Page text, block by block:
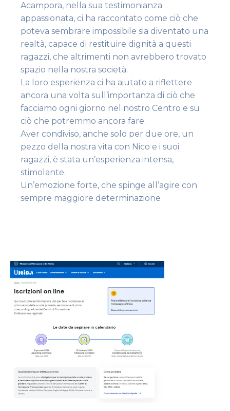
Acampora, nella sua testimonianza
appassionata, ci ha raccontato come ciò che
poteva sembrare impossibile sia diventato una
realtà, capace di restituire dignità a questi
ragazzi, che altrimenti non avrebbero trovato
spazio nella nostra società.
La loro esperienza ci ha aiutato a riflettere
ancora una volta sull’importanza di ciò che
facciamo ogni giorno nel nostro Centro e su
ciò che potremmo ancora fare.
Aver condiviso, anche solo per due ore, un
pezzo della nostra vita con Nico e i suoi
ragazzi, è stata un’esperienza intensa,
stimolante.
Un’emozione forte, che spinge all’agire con
sempre maggiore determinazione